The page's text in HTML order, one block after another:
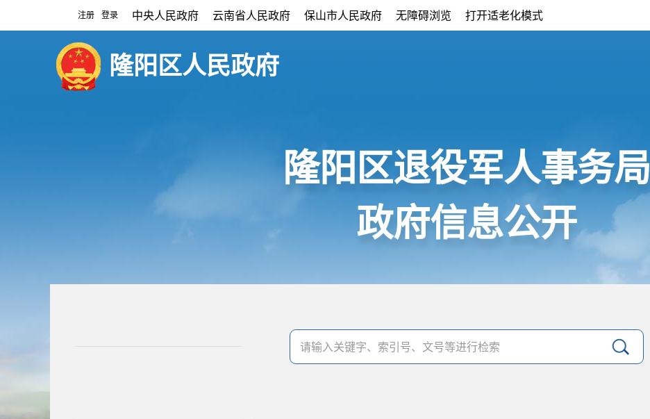
注册 登录 中央人民政府 云南省人民政府 保山市人民政府 无障碍浏览 打开适老化模式
隆阳区人民政府
隆阳区退役军人事务局
政府信息公开